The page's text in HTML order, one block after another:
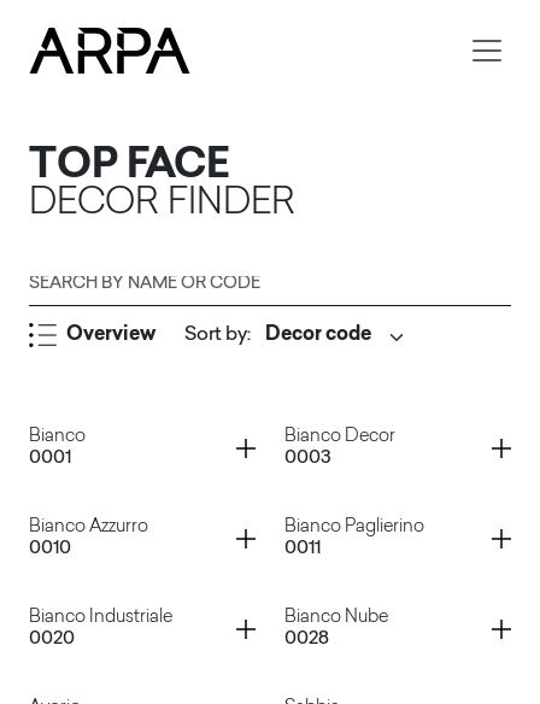
TOP FACE
DECOR FINDER
Search by name or code
Overview Sort by:
Bianco
0001
Container
Bianco Decor
0003
Container
Bianco Azzurro
0010
Container
Bianco Paglierino
0011
Container
Bianco Industriale
0020
Container
Bianco Nube
0028
Container